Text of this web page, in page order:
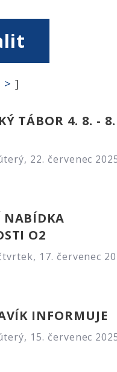
> ]
TÁBOR 4. 8. -
22. červenec
NABÍDKA
O2
17. červenec
INFORMUJE
15. červenec